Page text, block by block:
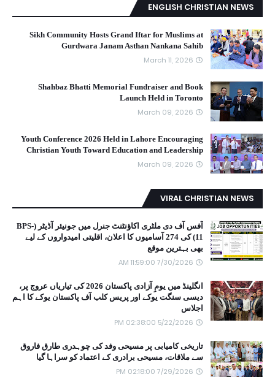
ENGLISH CHRISTIAN NEWS
Sikh Community Hosts Grand Iftar for Muslims at
Gurdwara Janam Asthan Nankana Sahib
March 11, 2026
Shahbaz Bhatti Memorial Fundraiser and Book
Launch Held in Toronto
March 09, 2026
Youth Conference 2026 Held in Lahore Encouraging
Christian Youth Toward Education and Leadership
March 09, 2026
VIRAL CHRISTIAN NEWS
آفس آف دی ملٹری اکاؤنٹنٹ جنرل میں جونیئر آڈیٹر (BPS-
11) کی 274 آسامیوں کا اعلان، اقلیتی امیدواروں کے لیے
بھی بہترین موقع
7/30/2026 11:59:00 AM
انگلینڈ میں یومِ آزادی پاکستان 2026 کی تیاریاں عروج پر،
دیسی سنگت یوکے اور پریس کلب آف پاکستان یوکے کا اہم
اجلاس
5/22/2026 02:38:00 PM
تاریخی کامیابی پر مسیحی وفد کی چوہدری طارق فاروق
سے ملاقات، مسیحی برادری کے اعتماد کو سراہا گیا
7/29/2026 02:18:00 PM